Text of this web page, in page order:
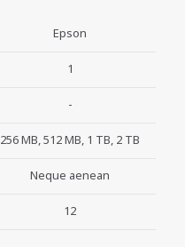
Epson
1
-
256 MB, 512 MB, 1 TB, 2 TB
Neque aenean
12